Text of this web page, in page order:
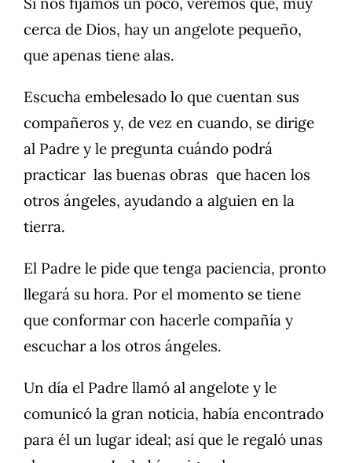
cerca de Dios, hay un angelote pequeño,
que apenas tiene alas.
Escucha embelesado lo que cuentan sus
compañeros y, de vez en cuando, se dirige
al Padre y le pregunta cuándo podrá
practicar las buenas obras que hacen los
otros ángeles, ayudando a alguien en la
tierra.
El Padre le pide que tenga paciencia, pronto
llegará su hora. Por el momento se tiene
que conformar con hacerle compañía y
escuchar a los otros ángeles.
Un día el Padre llamó al angelote y le
comunicó la gran noticia, había encontrado
para él un lugar ideal; así que le regaló unas